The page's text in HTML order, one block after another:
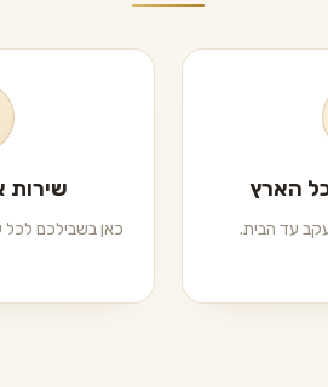
הארץ
עד הבית.
שירות
כאן בשבילכם לכל